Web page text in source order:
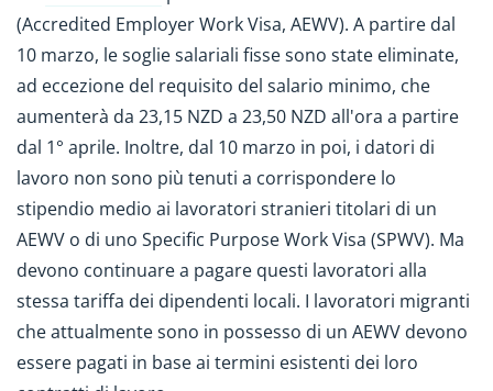
(Accredited Employer Work Visa, AEWV). A partire dal
10 marzo, le soglie salariali fisse sono state eliminate,
ad eccezione del requisito del salario minimo, che
aumenterà da 23,15 NZD a 23,50 NZD all'ora a partire
dal 1° aprile. Inoltre, dal 10 marzo in poi, i datori di
lavoro non sono più tenuti a corrispondere lo
stipendio medio ai lavoratori stranieri titolari di un
AEWV o di uno Specific Purpose Work Visa (SPWV). Ma
devono continuare a pagare questi lavoratori alla
stessa tariffa dei dipendenti locali. I lavoratori migranti
che attualmente sono in possesso di un AEWV devono
essere pagati in base ai termini esistenti dei loro